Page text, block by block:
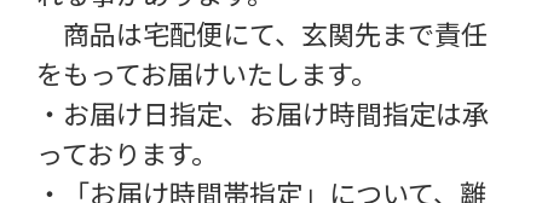
商品は宅配便にて、玄関先まで責任
をもってお届けいたします。
・お届け日指定、お届け時間指定は承
っております。
・「お届け時間帯指定」について、離